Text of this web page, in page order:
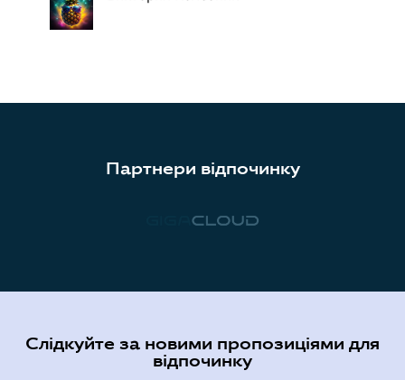
Партнери відпочинку
Слідкуйте за новими пропозиціями для
відпочинку